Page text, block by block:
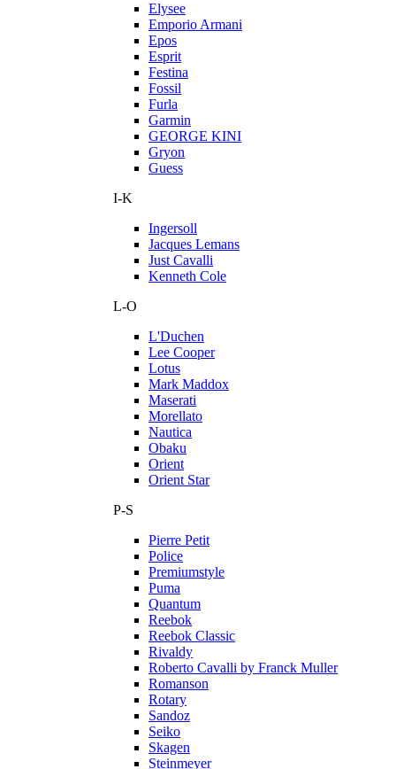
Elysee
Emporio Armani
Epos
Esprit
Festina
Fossil
Furla
Garmin
GEORGE KINI
Gryon
Guess
I-K
Ingersoll
Jacques Lemans
Just Cavalli
Kenneth Cole
L-O
L'Duchen
Lee Cooper
Lotus
Mark Maddox
Maserati
Morellato
Nautica
Obaku
Orient
Orient Star
P-S
Pierre Petit
Police
Premiumstyle
Puma
Quantum
Reebok
Reebok Classic
Rivaldy
Roberto Cavalli by Franck Muller
Romanson
Rotary
Sandoz
Seiko
Skagen
Steinmeyer